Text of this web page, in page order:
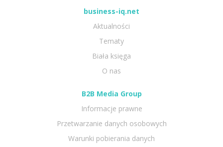
business-iq.net
Aktualności
Tematy
Biała księga
O nas
B2B Media Group
Informacje prawne
Przetwarzanie danych osobowych
Warunki pobierania danych